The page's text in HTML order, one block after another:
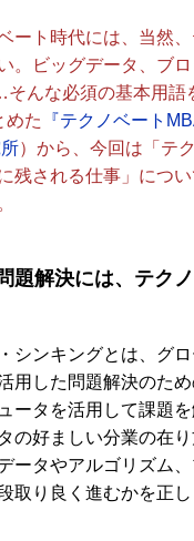
ート時代には、当然
。ビッグデータ、ブロ
んな必須の基本用語
めた
『テクノベート
）から、今回は「テ
残される仕事」につ
題解決には、テク
シンキングとは、グロ
用した問題解決のた
ータを活用して課題を
の好ましい分業の在
ータやアルゴリズム
取り良く進むかを正